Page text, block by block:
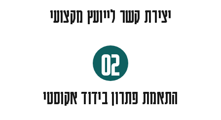
יצירת קשר לייועץ מקצועי
02
התאמת פתרון בידוד אקוסטי